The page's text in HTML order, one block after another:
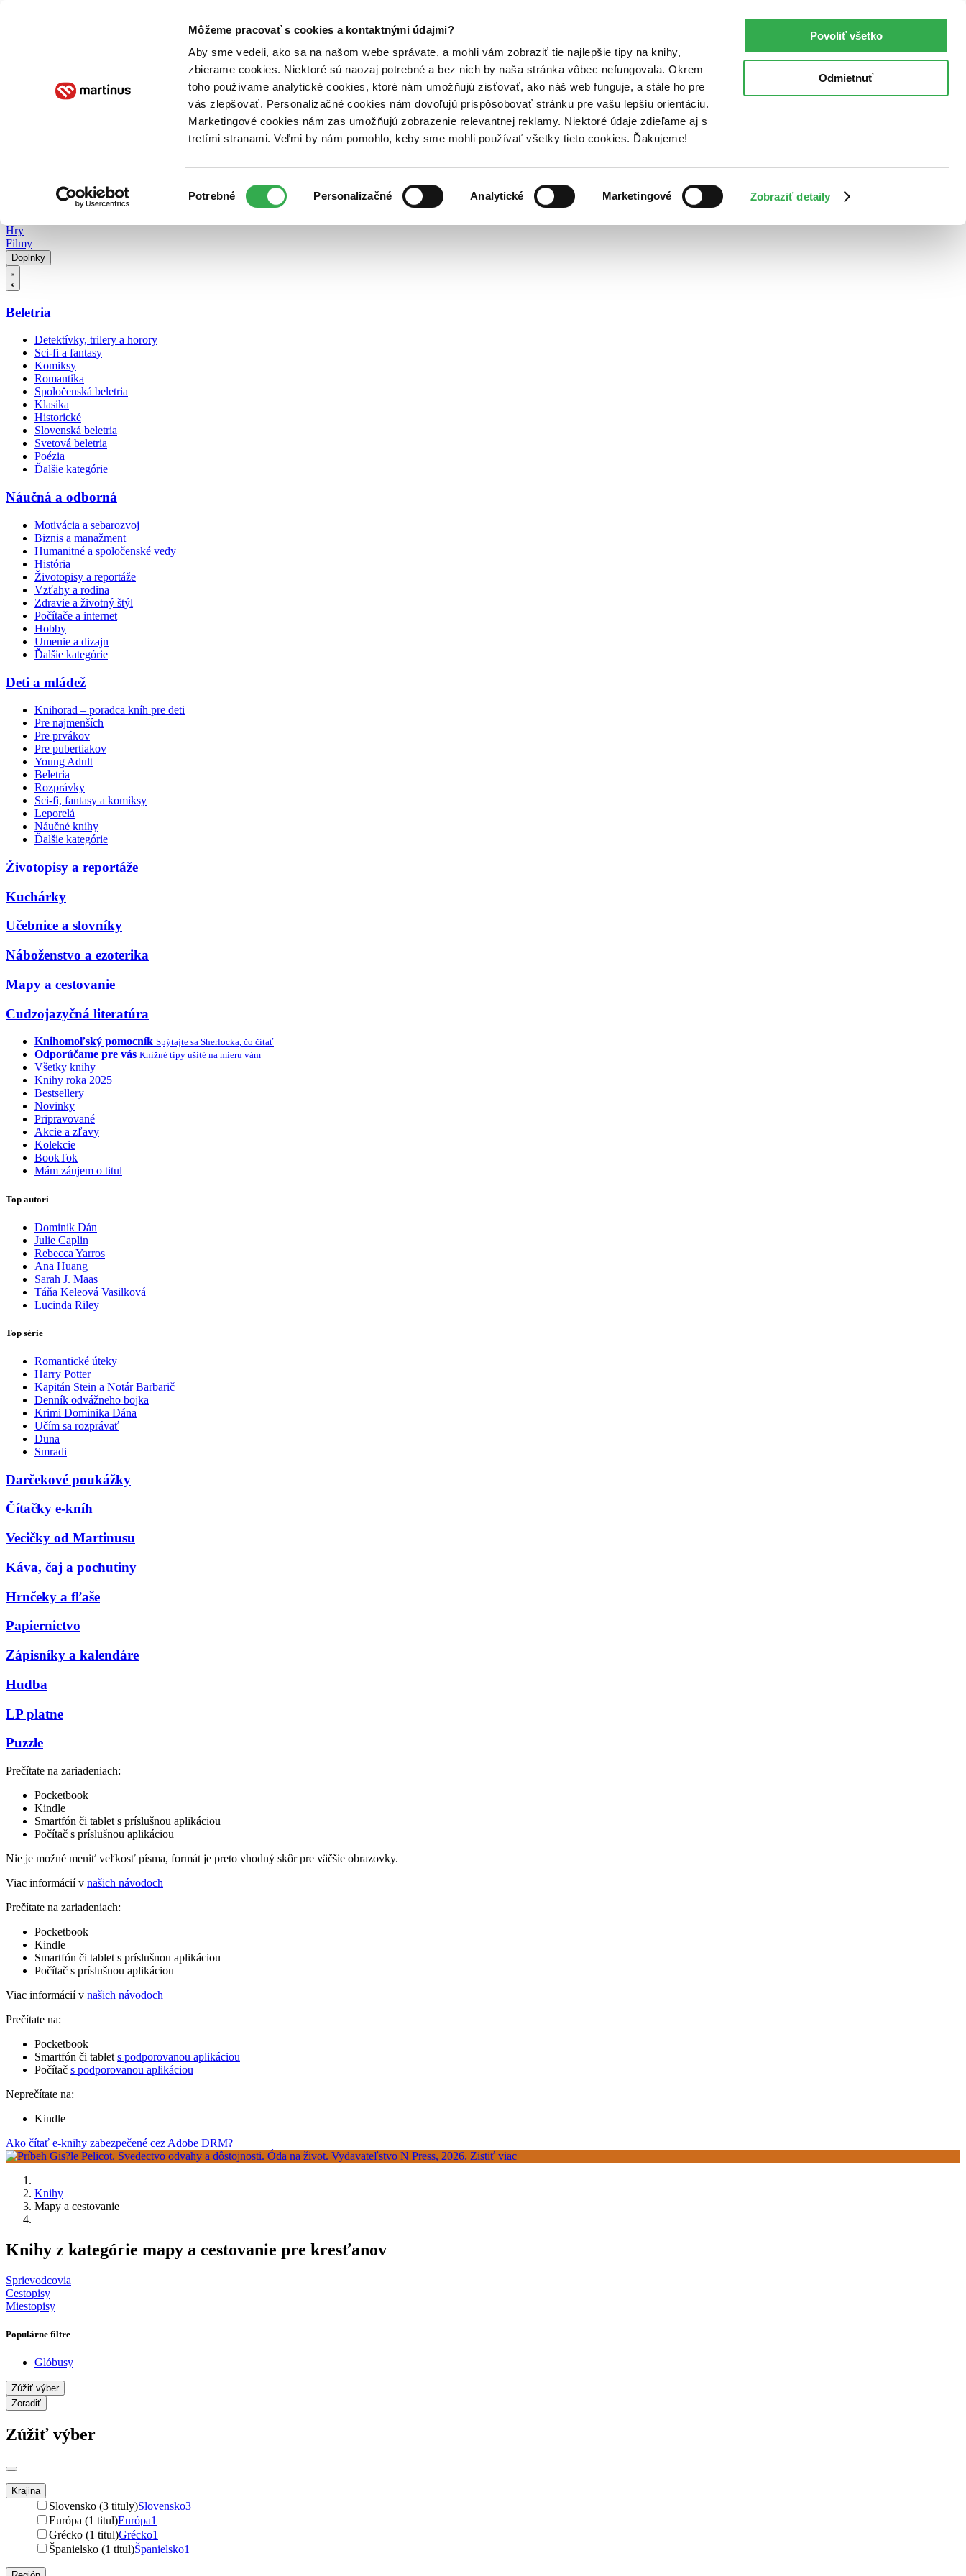
Môžeme pracovať s cookies a kontaktnými údajmi?
Aby sme vedeli, ako sa na našom webe správate, a mohli vám zobraziť tie najlepšie tipy na knihy,
zbierame cookies. Niektoré sú naozaj potrebné a bez nich by naša stránka vôbec nefungovala. Okrem
toho používame analytické cookies, ktoré nám umožňujú zisťovať, ako náš web funguje, a stále ho pre
vás zlepšovať. Personalizačné cookies nám dovoľujú prispôsobovať stránku pre vašu lepšiu orientáciu.
Marketingové cookies nám zas umožňujú zobrazenie relevantnej reklamy. Niektoré údaje zdieľame aj s
tretími stranami. Veľmi by nám pomohlo, keby sme mohli používať všetky tieto cookies. Ďakujeme!
súhlasu
Potrebné Personalizačné Analytické Marketingové Zobraziť detaily
Povoliť všetko
Odmietnuť
Poukážky Kontakt
Hry
Filmy
Doplnky
Beletria
Detektívky, trilery a horory
Sci-fi a fantasy
Komiksy
Romantika
Spoločenská beletria
Klasika
Historické
Slovenská beletria
Svetová beletria
Poézia
Ďalšie kategórie
Náučná a odborná
Motivácia a sebarozvoj
Biznis a manažment
Humanitné a spoločenské vedy
História
Životopisy a reportáže
Vzťahy a rodina
Zdravie a životný štýl
Počítače a internet
Hobby
Umenie a dizajn
Ďalšie kategórie
Deti a mládež
Knihorad – poradca kníh pre deti
Pre najmenších
Pre prvákov
Pre pubertiakov
Young Adult
Beletria
Rozprávky
Sci-fi, fantasy a komiksy
Leporelá
Náučné knihy
Ďalšie kategórie
Životopisy a reportáže
Kuchárky
Učebnice a slovníky
Náboženstvo a ezoterika
Mapy a cestovanie
Cudzojazyčná literatúra
Knihomoľský pomocník Spýtajte sa Sherlocka, čo čítať
Odporúčame pre vás Knižné tipy ušité na mieru vám
Všetky knihy
Knihy roka 2025
Bestsellery
Novinky
Pripravované
Akcie a zľavy
Kolekcie
BookTok
Mám záujem o titul
Top autori
Dominik Dán
Julie Caplin
Rebecca Yarros
Ana Huang
Sarah J. Maas
Táňa Keleová Vasilková
Lucinda Riley
Top série
Romantické úteky
Harry Potter
Kapitán Stein a Notár Barbarič
Denník odvážneho bojka
Krimi Dominika Dána
Učím sa rozprávať
Duna
Smradi
Darčekové poukážky
Čítačky e-kníh
Vecičky od Martinusu
Káva, čaj a pochutiny
Hrnčeky a fľaše
Papiernictvo
Zápisníky a kalendáre
Hudba
LP platne
Puzzle
Prečítate na zariadeniach:
Pocketbook
Kindle
Smartfón či tablet s príslušnou aplikáciou
Počítač s príslušnou aplikáciou
Nie je možné meniť veľkosť písma, formát je preto vhodný skôr pre väčšie obrazovky.
Viac informácií v našich návodoch
Prečítate na zariadeniach:
Pocketbook
Kindle
Smartfón či tablet s príslušnou aplikáciou
Počítač s príslušnou aplikáciou
Viac informácií v našich návodoch
Prečítate na:
Pocketbook
Smartfón či tablet s podporovanou aplikáciou
Počítač s podporovanou aplikáciou
Neprečítate na:
Kindle
Ako čítať e-knihy zabezpečené cez Adobe DRM?
Knihy
Mapy a cestovanie
Knihy z kategórie mapy a cestovanie pre kresťanov
Sprievodcovia
Cestopisy
Miestopisy
Populárne filtre
Glóbusy
Zúžiť výber
Zoradiť
Zúžiť výber
Krajina
Slovensko (3 tituly)Slovensko3
Európa (1 titul)Európa1
Grécko (1 titul)Grécko1
Španielsko (1 titul)Španielsko1